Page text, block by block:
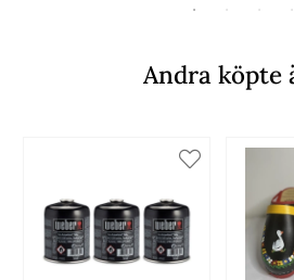
Andra köpte